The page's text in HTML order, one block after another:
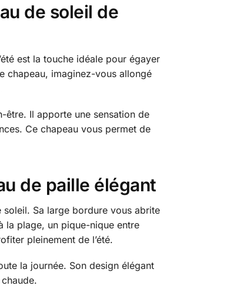
de soleil de
est la touche idéale pour égayer
chapeau, imaginez-vous allongé
être. Il apporte une sensation de
Ce chapeau vous permet de
de paille élégant
Sa large bordure vous abrite
la plage, un pique-nique entre
pleinement de l’été.
la journée. Son design élégant